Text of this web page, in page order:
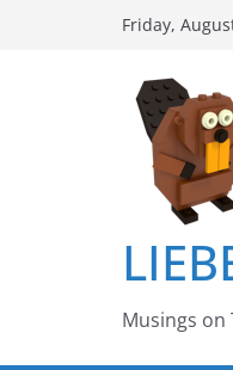
Friday,
Musings on